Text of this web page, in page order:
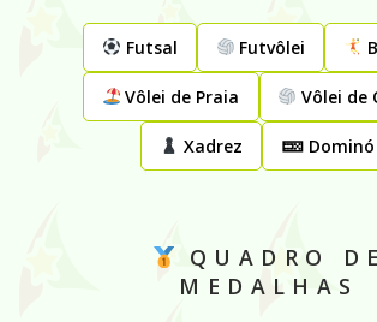
Futsal Futvôlei
Vôlei de Praia Vôlei de
Xadrez 🁠 Dominó
QUADRO DE
MEDALHAS